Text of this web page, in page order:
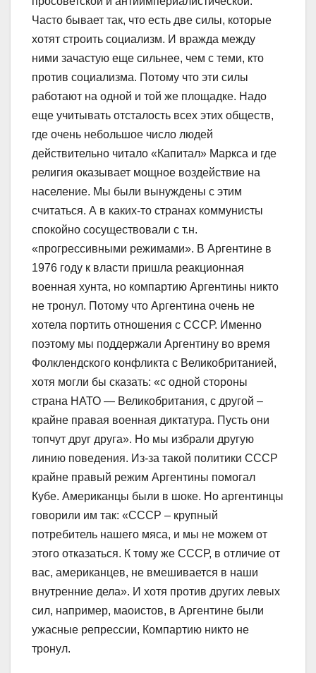
Часто бывает так, что есть две силы, которые
хотят строить социализм. И вражда между
ними зачастую еще сильнее, чем с теми, кто
против социализма. Потому что эти силы
работают на одной и той же площадке. Надо
еще учитывать отсталость всех этих обществ,
где очень небольшое число людей
действительно читало «Капитал» Маркса и где
религия оказывает мощное воздействие на
население. Мы были вынуждены с этим
считаться. А в каких-то странах коммунисты
спокойно сосуществовали с т.н.
«прогрессивными режимами». В Аргентине в
1976 году к власти пришла реакционная
военная хунта, но компартию Аргентины никто
не тронул. Потому что Аргентина очень не
хотела портить отношения с СССР. Именно
поэтому мы поддержали Аргентину во время
Фолклендского конфликта с Великобританией,
хотя могли бы сказать: «с одной стороны
страна НАТО — Великобритания, с другой –
крайне правая военная диктатура. Пусть они
топчут друг друга». Но мы избрали другую
линию поведения. Из-за такой политики СССР
крайне правый режим Аргентины помогал
Кубе. Американцы были в шоке. Но аргентинцы
говорили им так: «СССР – крупный
потребитель нашего мяса, и мы не можем от
этого отказаться. К тому же СССР, в отличие от
вас, американцев, не вмешивается в наши
внутренние дела». И хотя против других левых
сил, например, маоистов, в Аргентине были
ужасные репрессии, Компартию никто не
тронул.